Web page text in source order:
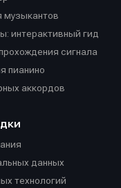
музыкантов
интерактивный гид
сигнала
пианино
аккордов
данных
технологий